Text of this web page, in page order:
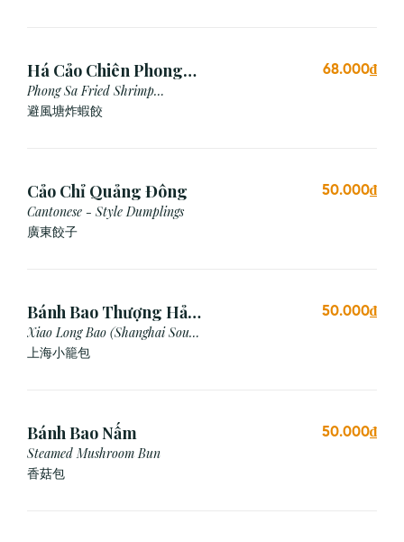
Há Cảo Chiên Phong
Sa
Phong Sa Fried Shrimp
Dumpling (Garlic Breadcrumb)
避風塘炸蝦餃
68.000₫
Cảo Chỉ Quảng Đông
Cantonese - Style Dumplings
廣東餃⼦
50.000₫
Bánh Bao Thượng Hải
(3 Viên)
Xiao Long Bao (Shanghai Soup
Dumpling)
上海小籠包
50.000₫
Bánh Bao Nấm
Steamed Mushroom Bun
香菇包
50.000₫